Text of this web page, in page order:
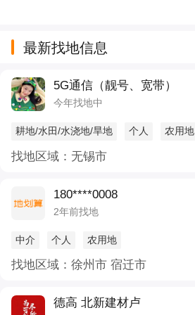
最新找地信息
5G通信（靓号、宽带）
今年找地中
耕地/水田/水浇地/旱地 个人 农用地
找地区域：无锡市
180****0008
2年前找地
中介 个人 农用地
找地区域：徐州市 宿迁市
德高 北新建材卢